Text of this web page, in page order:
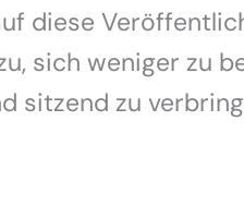
diese
sich weniger zu
sitzend zu